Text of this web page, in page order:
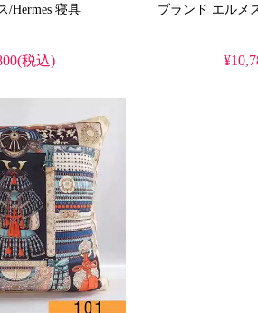
ブランド エルメス/Hermes 寝具
税込)